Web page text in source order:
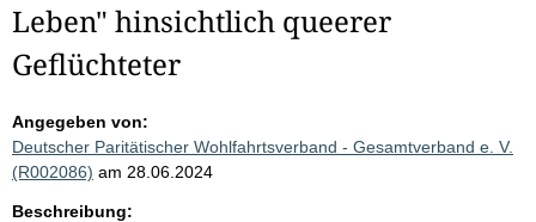
Leben" hinsichtlich queerer
Geflüchteter
Angegeben von:
Deutscher Paritätischer Wohlfahrtsverband - Gesamtverband e. V.
(R002086) am 28.06.2024
Beschreibung: